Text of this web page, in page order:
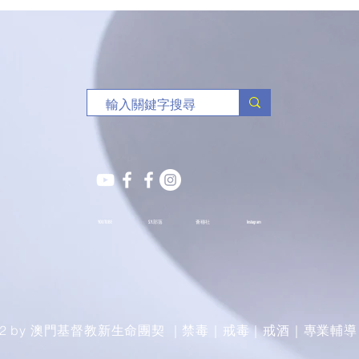
三人
S.Y.部落 薈穗社 Instagram
by 澳門基督教新生命團契 ｜禁毒｜戒毒｜戒酒｜專業輔